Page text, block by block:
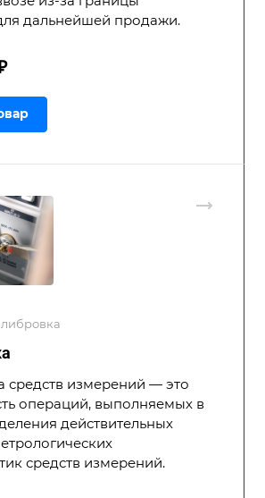
дальнейшей продажи.
средств измерений — это
операций, выполняемых в
действительных
средств измерений.